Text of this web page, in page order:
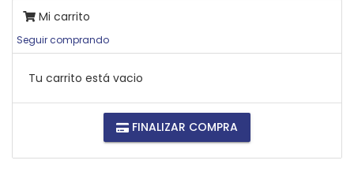
Mi carrito
Seguir comprando
Tu carrito está vacio
FINALIZAR COMPRA